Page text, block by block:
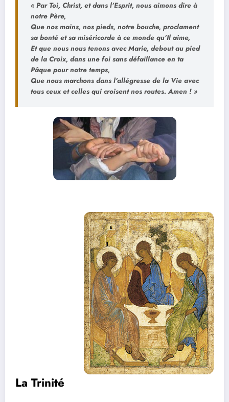
« Par Toi, Christ, et dans l’Esprit, nous aimons dire à
notre Père,
Que nos mains, nos pieds, notre bouche, proclament
sa bonté et sa miséricorde à ce monde qu’Il aime,
Et que nous nous tenons avec Marie, debout au pied
de la Croix, dans une foi sans défaillance en ta
Pâque pour notre temps,
Que nous marchons dans l’allégresse de la Vie avec
tous ceux et celles qui croisent nos routes. Amen ! »
La Trinité